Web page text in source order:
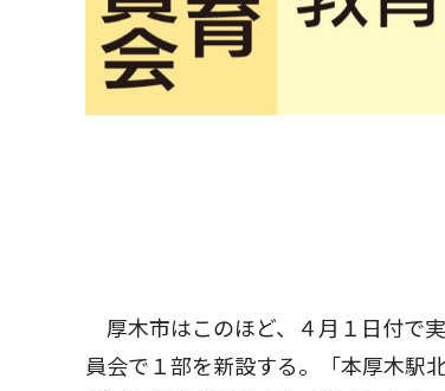
厚木市はこのほど、４月１日付で
員会で１部を新設する。「本厚木駅